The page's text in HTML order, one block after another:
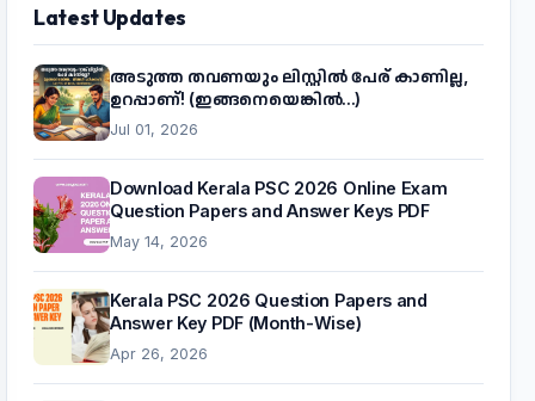
Latest Updates
അടുത്ത തവണയും ലിസ്റ്റിൽ പേര് കാണില്ല,
ഉറപ്പാണ്! (ഇങ്ങനെയെങ്കിൽ...)
Jul 01, 2026
Download Kerala PSC 2026 Online Exam
Question Papers and Answer Keys PDF
May 14, 2026
Kerala PSC 2026 Question Papers and
Answer Key PDF (Month-Wise)
Apr 26, 2026